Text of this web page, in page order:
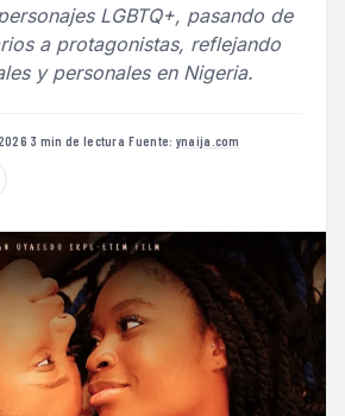
LGBTQ+, pasando de
a protagonistas, reflejando
y personales en Nigeria.
·3 min de lectura·Fuente: ynaija.com